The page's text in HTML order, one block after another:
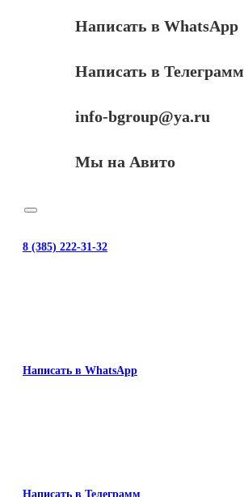
Написать в WhatsApp
Написать в Телеграмм
info-bgroup@ya.ru
Мы на Авито
8 (385) 222-31-32
Написать в WhatsApp
Написать в Телеграмм